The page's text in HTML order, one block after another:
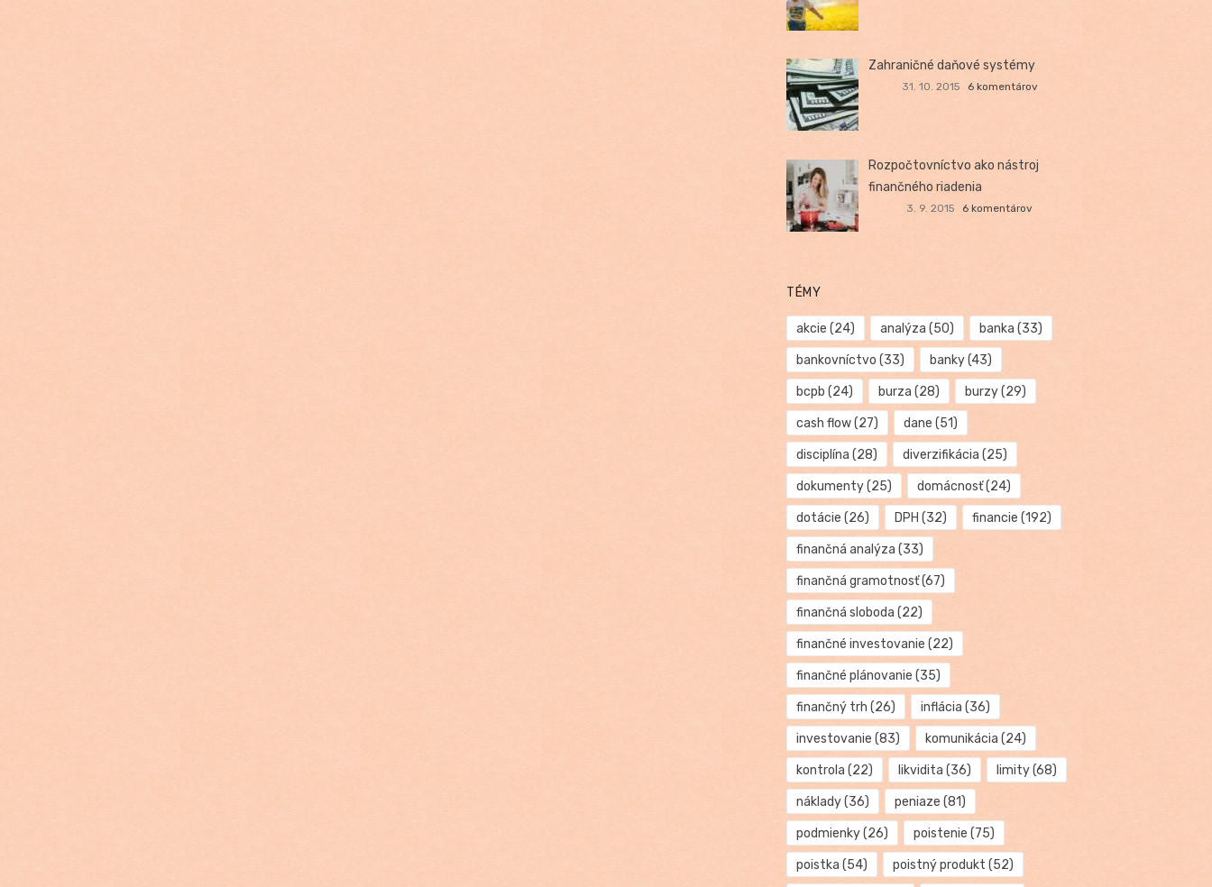
Zahraničné daňové systémy
31. 10. 2015 6 komentárov
Rozpočtovníctvo ako nástroj
finančného riadenia
3. 9. 2015 6 komentárov
TÉMY
akcie (24) analýza (50) banka (33)
bankovníctvo (33) banky(43)
bcpb (24) burza (28) burzy(29)
cash flow(27) dane (51)
disciplína (28) diverzifikácia (25)
dokumenty(25) domácnosť(24)
dotácie (26) DPH (32) financie (192)
finančná analýza (33)
finančná gramotnosť(67)
finančná sloboda (22)
finančné investovanie (22)
finančné plánovanie (35)
finančný trh (26) inflácia (36)
investovanie (83) komunikácia (24)
kontrola (22) likvidita (36) limity(68)
náklady(36) peniaze (81)
podmienky(26) poistenie (75)
poistka (54) poistný produkt (52)